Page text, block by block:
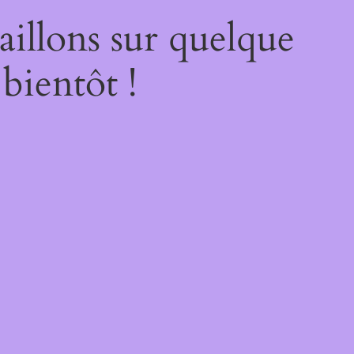
sur quelque
!